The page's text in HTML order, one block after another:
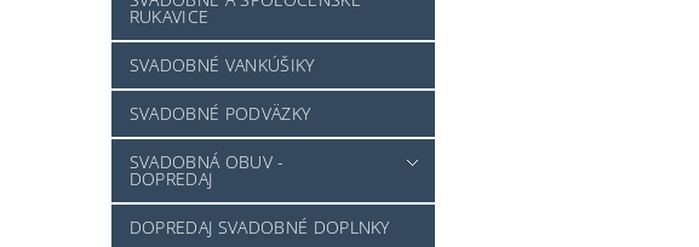
RUKAVICE
SVADOBNÉ VANKÚŠIKY
SVADOBNÉ PODVÄZKY
SVADOBNÁ OBUV -
DOPREDAJ
DOPREDAJ SVADOBNÉ DOPLNKY